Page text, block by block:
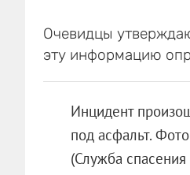
Очевидцы
эту информацию
Инцидент
под асфальт.
(Служба